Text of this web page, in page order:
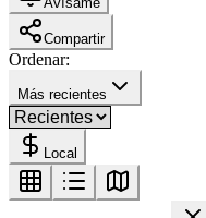
Compartir
Ordenar:
Más recientes
Local